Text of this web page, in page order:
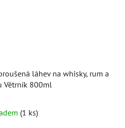
láhev na whisky, rum a
Větrník 800ml
(1 ks)